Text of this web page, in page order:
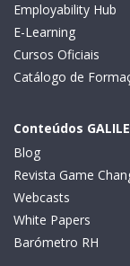
Employability Hub
E-Learning
Cursos Oficiais
Catálogo de
Conteúdos
Blog
Revista Game
Webcasts
White Papers
Barómetro RH